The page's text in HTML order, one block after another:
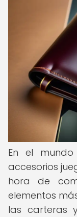
En el
accesorios
hora de
elementos
las carteras